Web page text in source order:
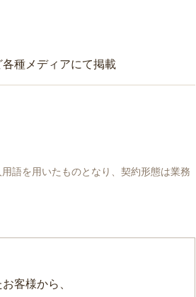
種メディアにて掲載
語を用いたものとなり、契約形態は業務
客様から、